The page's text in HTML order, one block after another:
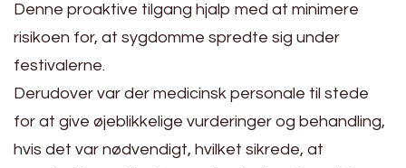
Denne proaktive tilgang hjalp med at minimere
risikoen for, at sygdomme spredte sig under
festivalerne.
Derudover var der medicinsk personale til stede
for at give øjeblikkelige vurderinger og behandling,
hvis det var nødvendigt, hvilket sikrede, at